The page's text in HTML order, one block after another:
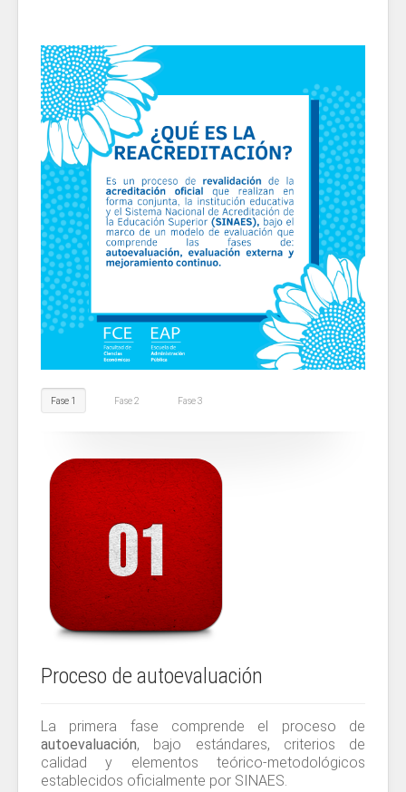
Fase 1 Fase 2 Fase 3
Proceso de autoevaluación
La primera fase comprende el proceso de
autoevaluación, bajo estándares, criterios de
calidad y elementos teórico-metodológicos
establecidos oficialmente por SINAES.